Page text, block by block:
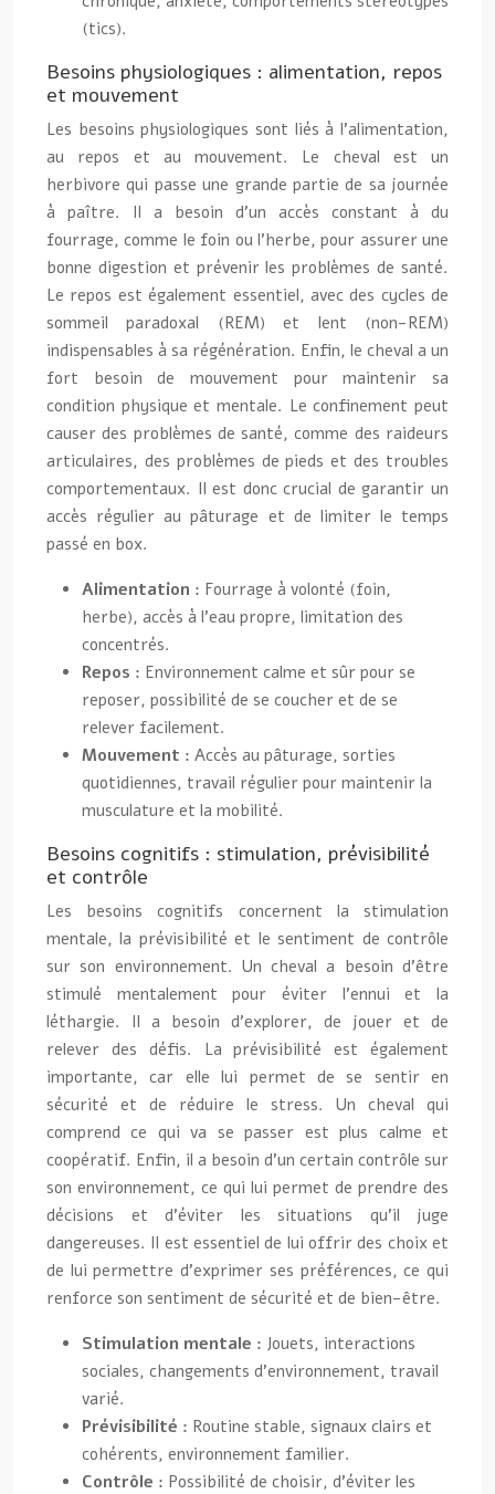
(tics).
Besoins physiologiques : alimentation, repos
et mouvement
Les besoins physiologiques sont liés à l’alimentation,
au repos et au mouvement. Le cheval est un
herbivore qui passe une grande partie de sa journée
à paître. Il a besoin d’un accès constant à du
fourrage, comme le foin ou l’herbe, pour assurer une
bonne digestion et prévenir les problèmes de santé.
Le repos est également essentiel, avec des cycles de
sommeil paradoxal (REM) et lent (non-REM)
indispensables à sa régénération. Enfin, le cheval a un
fort besoin de mouvement pour maintenir sa
condition physique et mentale. Le confinement peut
causer des problèmes de santé, comme des raideurs
articulaires, des problèmes de pieds et des troubles
comportementaux. Il est donc crucial de garantir un
accès régulier au pâturage et de limiter le temps
passé en box.
Alimentation : Fourrage à volonté (foin,
herbe), accès à l’eau propre, limitation des
concentrés.
Repos : Environnement calme et sûr pour se
reposer, possibilité de se coucher et de se
relever facilement.
Mouvement : Accès au pâturage, sorties
quotidiennes, travail régulier pour maintenir la
musculature et la mobilité.
Besoins cognitifs : stimulation, prévisibilité
et contrôle
Les besoins cognitifs concernent la stimulation
mentale, la prévisibilité et le sentiment de contrôle
sur son environnement. Un cheval a besoin d’être
stimulé mentalement pour éviter l’ennui et la
léthargie. Il a besoin d’explorer, de jouer et de
relever des défis. La prévisibilité est également
importante, car elle lui permet de se sentir en
sécurité et de réduire le stress. Un cheval qui
comprend ce qui va se passer est plus calme et
coopératif. Enfin, il a besoin d’un certain contrôle sur
son environnement, ce qui lui permet de prendre des
décisions et d’éviter les situations qu’il juge
dangereuses. Il est essentiel de lui offrir des choix et
de lui permettre d’exprimer ses préférences, ce qui
renforce son sentiment de sécurité et de bien-être.
Stimulation mentale : Jouets, interactions
sociales, changements d’environnement, travail
varié.
Prévisibilité : Routine stable, signaux clairs et
cohérents, environnement familier.
Contrôle : Possibilité de choisir, d’éviter les